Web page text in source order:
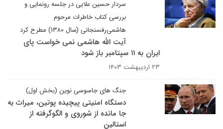
سردار حسین علایی در جلسه رونمایی و
بررسی کتاب خاطرات مرحوم
هاشمی‌رفسنجانی (سال ۱۳۸۰) مطرح کرد
آیت الله هاشمی نمی خواست پای
ایران به ۱۱ سپتامبر باز شود
۲۳ اردیبهشت ۱۴۰۳
جنگ های جاسوسی نوین (بخش اول)
دستگاه امنیتی پیچیده پوتین، میراث به
جا مانده از شوروی و الگوگرفته از
استالین